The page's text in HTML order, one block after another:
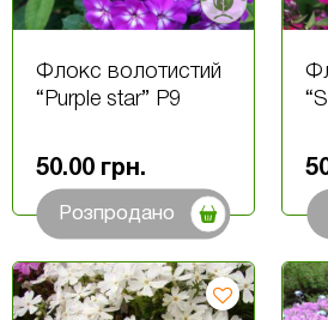
Флокс волотистий
“Purple star” Р9
50.00 грн.
Розпродано